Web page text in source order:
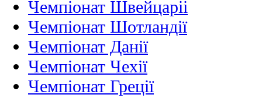
Чемпіонат Швейцаріі
Чемпіонат Шотландії
Чемпіонат Данії
Чемпіонат Чехії
Чемпіонат Греції